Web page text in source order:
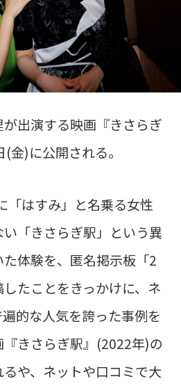
出演する映画『きさらぎ
金)に公開される。
「はすみ」と名乗る女性
「きさらぎ駅」という異
体験を、匿名掲示板「2
たことをきっかけに、ネ
的な人気を誇った事例を
きさらぎ駅』(2022年)の
や、ネットや口コミで大